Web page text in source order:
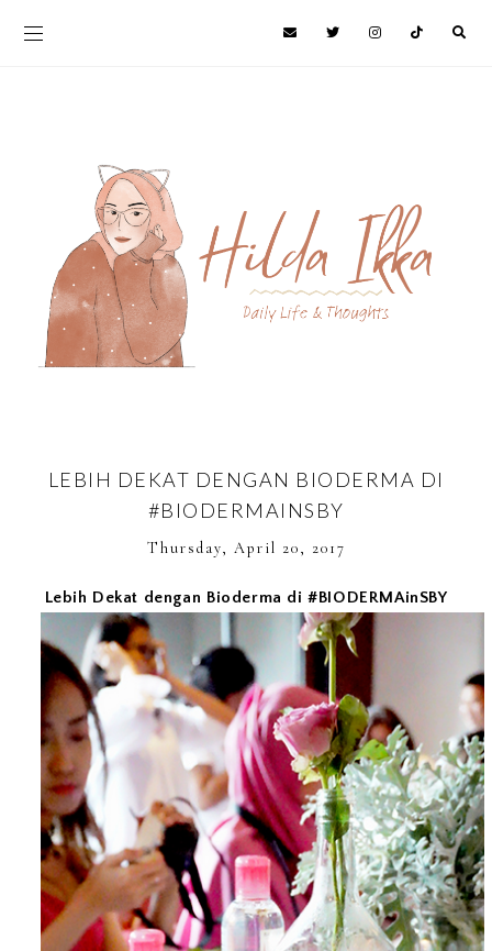
LEBIH DEKAT DENGAN BIODERMA DI
#BIODERMAINSBY
Thursday, April 20, 2017
Lebih Dekat dengan Bioderma di #BIODERMAinSBY